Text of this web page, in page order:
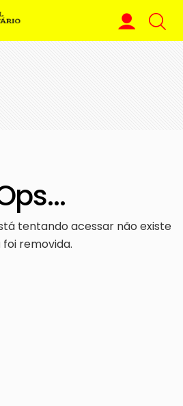
tentando acessar não existe
foi removida.